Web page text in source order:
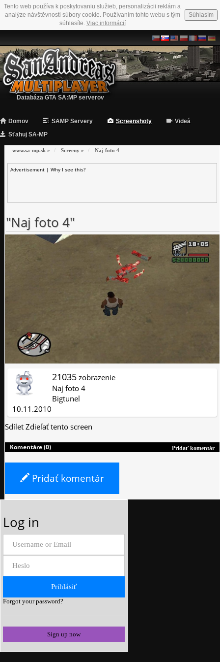
Tento web používa k poskytovaniu služieb, personalizácii reklám a
analýze návštěvnosti súbory cookie. Používaním tohto webu s tým
súhlasíte. Viac informácií
Súhlasím
Databáza GTA SA:MP serverov
Domov SAMP Servery Screenshoty
Videá
Sťahuj SA-MP
www.sa-mp.sk » Screeny » Naj foto 4
Advertisement | Why I see this?
"Naj foto 4"
21035 zobrazenie
Naj foto 4
Bigtunel
10.11.2010
Sdílet Zdieľať tento screen
Pridať komentár
Komentáre (0)
Pridať komentár
Log in
Forgot your password?
Sign up now